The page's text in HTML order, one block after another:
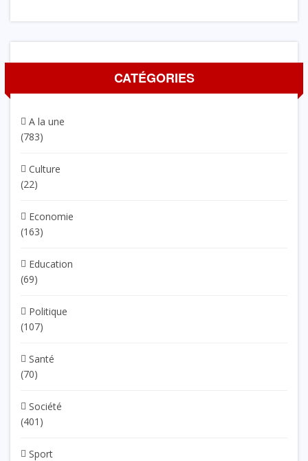
CATÉGORIES
A la une
(783)
Culture
(22)
Economie
(163)
Education
(69)
Politique
(107)
Santé
(70)
Société
(401)
Sport